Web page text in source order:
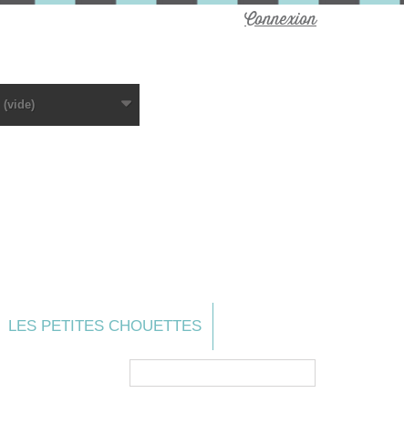
Connexion
(vide)
LES PETITES CHOUETTES